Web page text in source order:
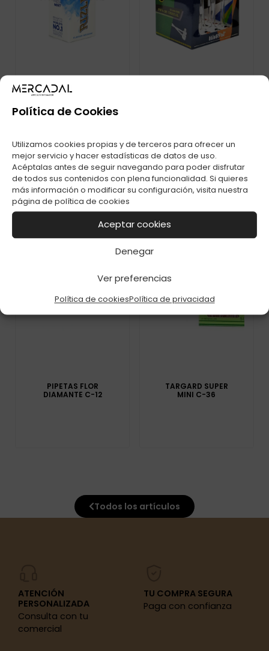
Política de Cookies
Utilizamos cookies propias y de terceros para ofrecer un
mejor servicio y hacer estadísticas de datos de uso.
Acéptalas antes de seguir navegando para poder disfrutar
de todos sus contenidos con plena funcionalidad. Si quieres
más información o modificar su configuración, visita nuestra
página de política de cookies
Aceptar cookies
Denegar
Ver preferencias
Política de cookiesPolítica de privacidad
TARJETAS RIZLA
FLAVOUR MENTHOL
PIPETAS FLOR
DIAMANTE C-12
TARGARD SUPER
MINI C-36
Todos los artículos
ATENCIÓN
PERSONALIZADA
Consulta con tu
comercial
TU COMPRA SEGURA
Paga con confianza